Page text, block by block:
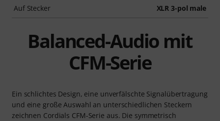
Auf Stecker XLR 3-pol male
Balanced-Audio mit
CFM-Serie
Ein schlichtes Design, eine unverfälschte Signalübertragung
und eine große Auswahl an unterschiedlichen Steckern
zeichnen Cordials CFM-Serie aus. Die symmetrisch